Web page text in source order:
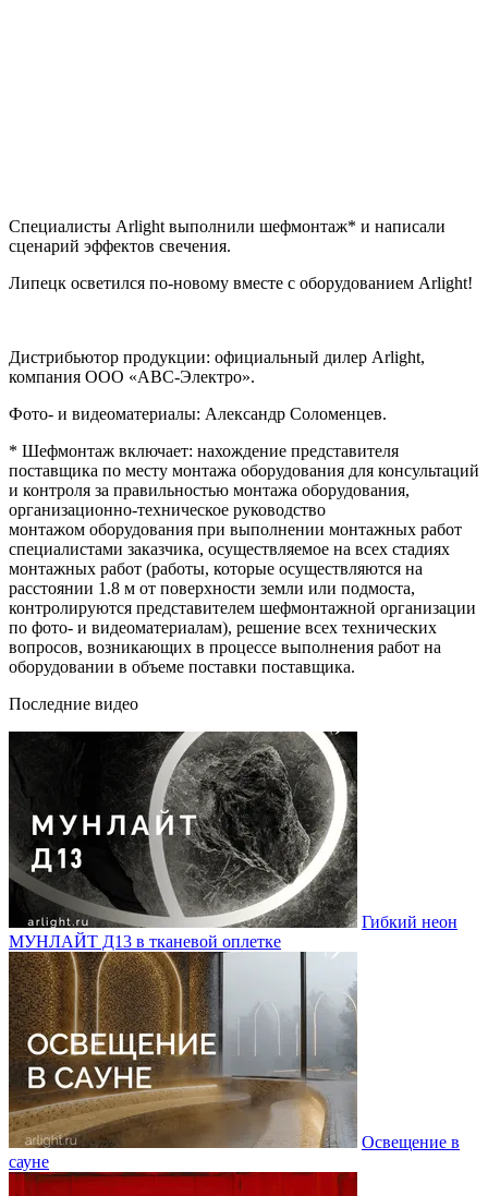
Специалисты Arlight выполнили шефмонтаж* и написали
сценарий эффектов свечения.
Липецк осветился по-новому вместе с оборудованием Arlight!
Дистрибьютор продукции: официальный дилер Arlight,
компания ООО «АВС-Электро».
Фото- и видеоматериалы: Александр Соломенцев.
* Шефмонтаж включает: нахождение представителя
поставщика по месту монтажа оборудования для консультаций
и контроля за правильностью монтажа оборудования,
организационно-техническое руководство
монтажом оборудования при выполнении монтажных работ
специалистами заказчика, осуществляемое на всех стадиях
монтажных работ (работы, которые осуществляются на
расстоянии 1.8 м от поверхности земли или подмоста,
контролируются представителем шефмонтажной организации
по фото- и видеоматериалам), решение всех технических
вопросов, возникающих в процессе выполнения работ на
оборудовании в объеме поставки поставщика.
Последние видео
Гибкий неон
МУНЛАЙТ Д13 в тканевой оплетке
Освещение в
сауне